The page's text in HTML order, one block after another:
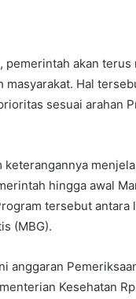
pemerintah akan
Hal
sesuai arahan
hingga awal
tersebut
(MBG).
anggaran
Kesehatan